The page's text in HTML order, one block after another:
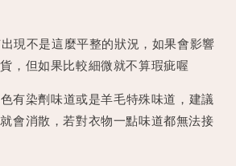
現不是這麼平整的狀況，如果會影響
，但如果比較細微就不算瑕疵喔
有染劑味道或是羊毛特殊味道，建議
會消散，若對衣物一點味道都無法接